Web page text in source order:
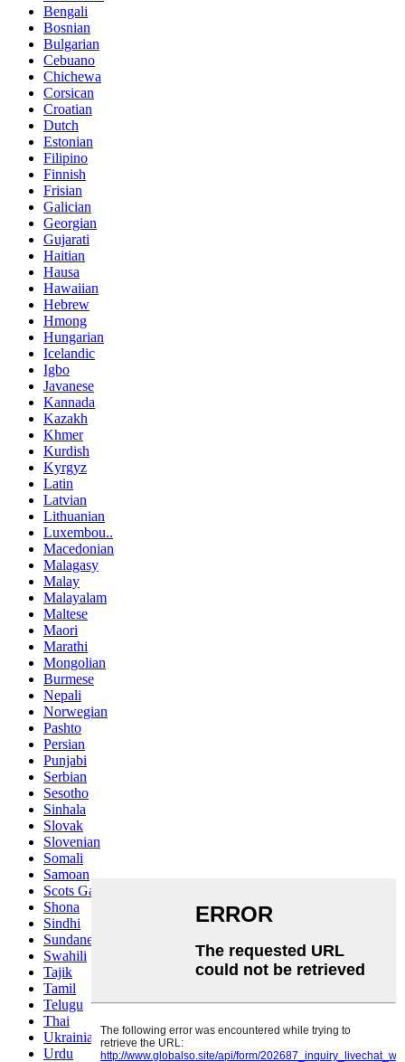
Bengali
Bosnian
Bulgarian
Cebuano
Chichewa
Corsican
Croatian
Dutch
Estonian
Filipino
Finnish
Frisian
Galician
Georgian
Gujarati
Haitian
Hausa
Hawaiian
Hebrew
Hmong
Hungarian
Icelandic
Igbo
Javanese
Kannada
Kazakh
Khmer
Kurdish
Kyrgyz
Latin
Latvian
Lithuanian
Luxembou..
Macedonian
Malagasy
Malay
Malayalam
Maltese
Maori
Marathi
Mongolian
Burmese
Nepali
Norwegian
Pashto
Persian
Punjabi
Serbian
Sesotho
Sinhala
Slovak
Slovenian
Somali
Samoan
Scots Gaelic
Shona
Sindhi
Sundanese
Swahili
Tajik
Tamil
Telugu
Thai
Ukrainian
Urdu